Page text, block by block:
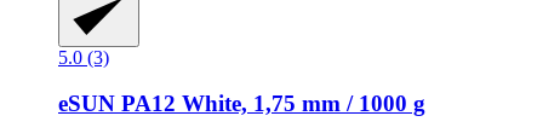
5.0 (3)
eSUN PA12 White, 1,75 mm / 1000 g